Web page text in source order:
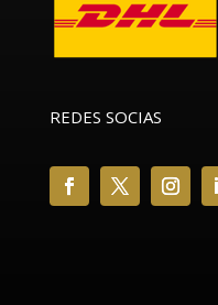
REDES SOCIAS